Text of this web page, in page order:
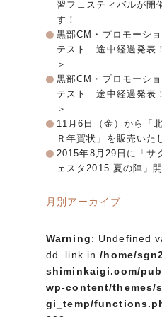
習フェスティバルが開
す！
黒部CM・プロモーシ
テスト 途中経過発表
＞
黒部CM・プロモーシ
テスト 途中経過発表
＞
11月6日（金）から「
Ｒ年賀状」を販売いた
2015年8月29日に「サ
ェスタ2015 夏の陣」開
月別アーカイブ
Warning: Undefined
dd_link in/home/
shiminkaigi.com/
wp-content/themes/
gi_temp/